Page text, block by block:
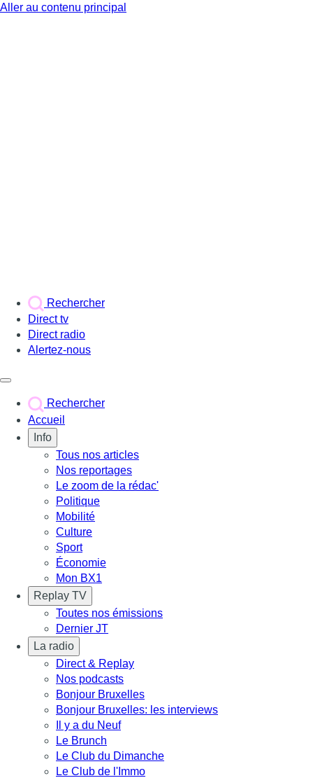
Aller au contenu principal
Rechercher
Direct tv
Direct radio
Alertez-nous
Rechercher
Accueil
Info
Tous nos articles
Nos reportages
Le zoom de la rédac'
Politique
Mobilité
Culture
Sport
Économie
Mon BX1
Replay TV
Toutes nos émissions
Dernier JT
La radio
Direct & Replay
Nos podcasts
Bonjour Bruxelles
Bonjour Bruxelles: les interviews
Il y a du Neuf
Le Brunch
Le Club du Dimanche
Le Club de l'Immo